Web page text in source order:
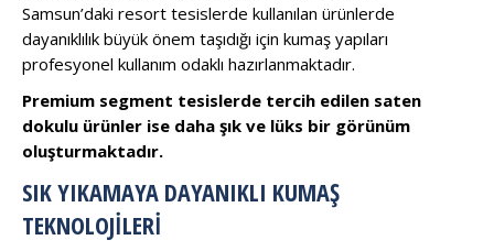
Samsun’daki resort tesislerde kullanılan ürünlerde
dayanıklılık büyük önem taşıdığı için kumaş yapıları
profesyonel kullanım odaklı hazırlanmaktadır.
Premium segment tesislerde tercih edilen saten
dokulu ürünler ise daha şık ve lüks bir görünüm
oluşturmaktadır.
SIK YIKAMAYA DAYANIKLI KUMAŞ
TEKNOLOJILERI